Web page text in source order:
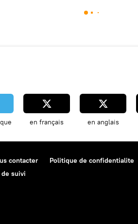
en français en anglais
contacter Politique de confidentialite
suivi